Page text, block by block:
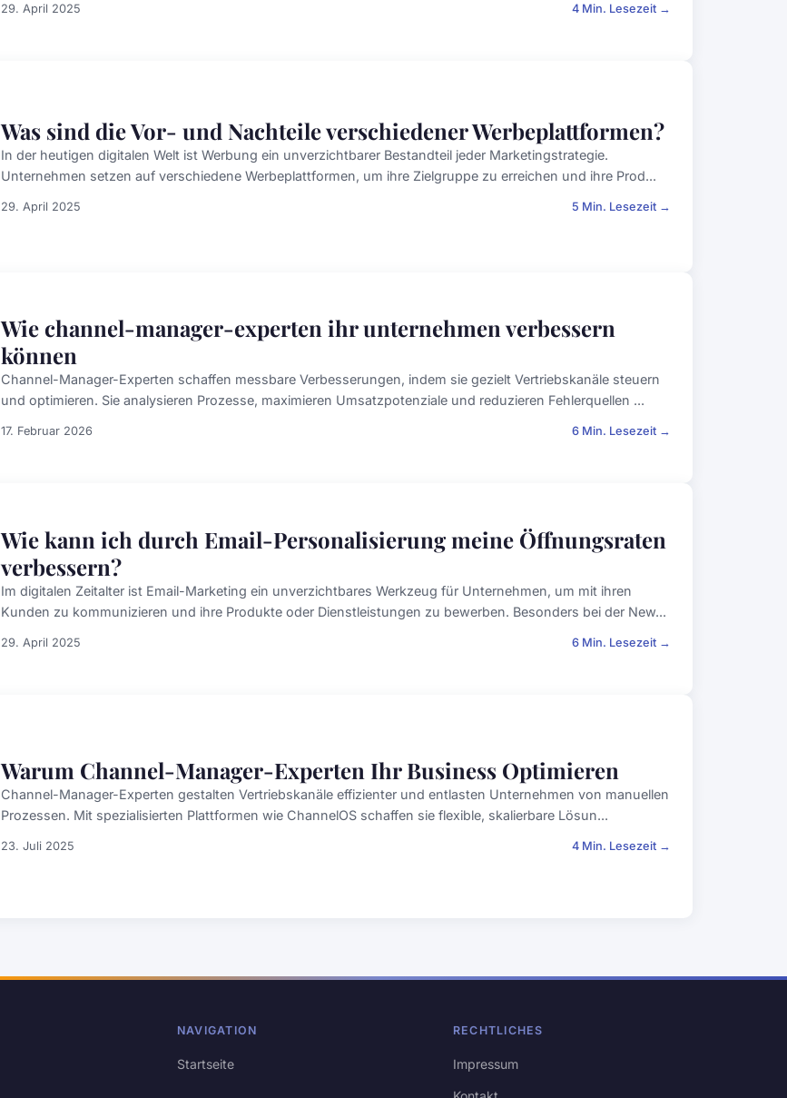
29. April 2025 4 Min. Lesezeit →
Was sind die Vor- und Nachteile verschiedener Werbeplattformen?
In der heutigen digitalen Welt ist Werbung ein unverzichtbarer Bestandteil jeder Marketingstrategie.
Unternehmen setzen auf verschiedene Werbeplattformen, um ihre Zielgruppe zu erreichen und ihre Prod...
29. April 2025 5 Min. Lesezeit →
Wie channel-manager-experten ihr unternehmen verbessern
können
Channel-Manager-Experten schaffen messbare Verbesserungen, indem sie gezielt Vertriebskanäle steuern
und optimieren. Sie analysieren Prozesse, maximieren Umsatzpotenziale und reduzieren Fehlerquellen ...
17. Februar 2026 6 Min. Lesezeit →
Wie kann ich durch Email-Personalisierung meine Öffnungsraten
verbessern?
Im digitalen Zeitalter ist Email-Marketing ein unverzichtbares Werkzeug für Unternehmen, um mit ihren
Kunden zu kommunizieren und ihre Produkte oder Dienstleistungen zu bewerben. Besonders bei der New...
29. April 2025 6 Min. Lesezeit →
Warum Channel-Manager-Experten Ihr Business Optimieren
Channel-Manager-Experten gestalten Vertriebskanäle effizienter und entlasten Unternehmen von manuellen
Prozessen. Mit spezialisierten Plattformen wie ChannelOS schaffen sie flexible, skalierbare Lösun...
23. Juli 2025 4 Min. Lesezeit →
NAVIGATION
Startseite
RECHTLICHES
Impressum